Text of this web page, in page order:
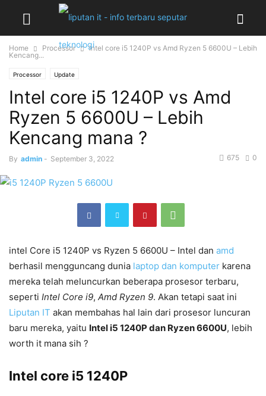
Home Processor
Intel core i5 1240P vs Amd Ryzen 5 6600U – Lebih
Kencang...
Processor Update
Intel core i5 1240P vs Amd
Ryzen 5 6600U – Lebih
Kencang mana ?
By admin - September 3, 2022 0
675
intel Core i5 1240P vs Ryzen 5 6600U – Intel dan amd
berhasil mengguncang dunia laptop dan komputer karena
mereka telah meluncurkan beberapa prosesor terbaru,
seperti Intel Core i9, Amd Ryzen 9. Akan tetapi saat ini
Liputan IT akan membahas hal lain dari prosesor luncuran
baru mereka, yaitu Intel i5 1240P dan Ryzen 6600U, lebih
worth it mana sih ?
Intel core i5 1240P